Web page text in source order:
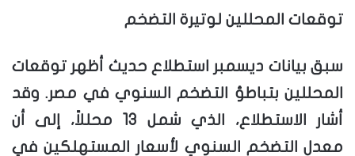
توقعات المحللين لوتيرة التضخم
سبق بيانات ديسمبر استطلاع حديث أظهر توقعات
المحللين بتباطؤ التضخم السنوي في مصر. وقد
أشار الاستطلاع، الذي شمل 13 محللاً، إلى أن
معدل التضخم السنوي لأسعار المستهلكين في